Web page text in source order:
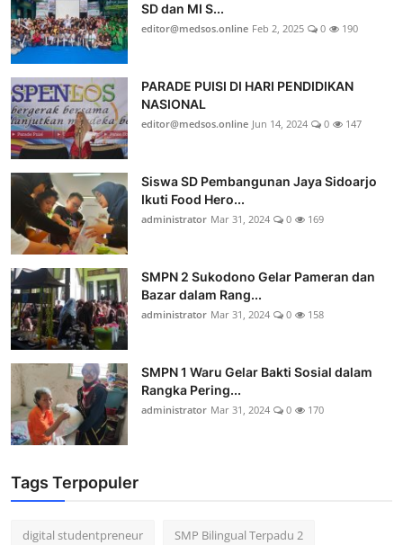
SD dan MI S...
editor@medsos.online Feb 2, 2025 0 190
PARADE PUISI DI HARI PENDIDIKAN
NASIONAL
editor@medsos.online Jun 14, 2024 0 147
Siswa SD Pembangunan Jaya Sidoarjo
Ikuti Food Hero...
administrator Mar 31, 2024 0 169
SMPN 2 Sukodono Gelar Pameran dan
Bazar dalam Rang...
administrator Mar 31, 2024 0 158
SMPN 1 Waru Gelar Bakti Sosial dalam
Rangka Pering...
administrator Mar 31, 2024 0 170
Tags Terpopuler
digital studentpreneur SMP Bilingual Terpadu 2